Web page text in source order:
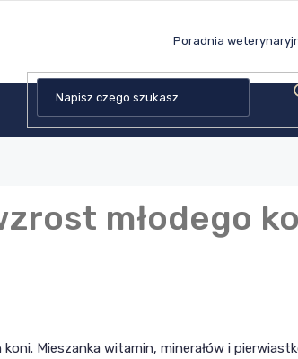
Poradnia
młodego
koni. Mieszanka witamin, minerałów i